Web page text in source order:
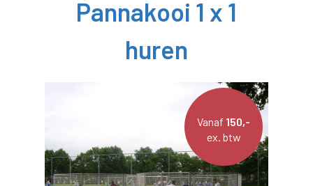
Pannakooi 1 x 1
huren
Vanaf 150,-
ex. btw